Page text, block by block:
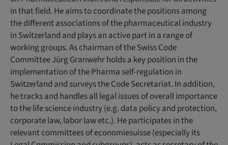
in that field. He aims to coordinate the positions among
the different associations of the pharmaceutical industry
in Switzerland and plays an active part in a range of
working groups. As chairman of the Swiss Code
Committee Jürg Granwehr holds a key position in the
implementation of the Pharma self-regulation in
Switzerland and surveys the Code Secretariat. In addition,
he tracks and handles all legal issues of overall importance
to the life science industry (e.g. data policy and protection,
corporate law, labor law etc.). He participates in the
relevant committees of economiesuisse (especially its